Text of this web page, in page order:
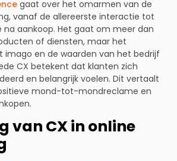
gaat over het omarmen van de
vanaf de allereerste interactie tot
na aankoop. Het gaat om meer dan
of diensten, maar het
imago en de waarden van het bedrijf
CX betekent dat klanten zich
en belangrijk voelen. Dit vertaalt
mond-tot-mondreclame en
van CX in online